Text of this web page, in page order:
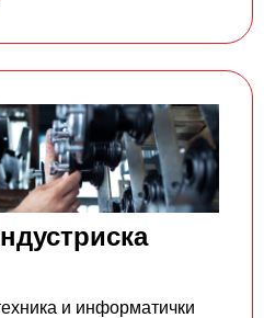
и информатички